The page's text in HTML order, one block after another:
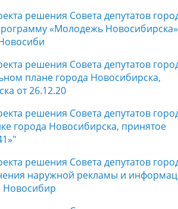
решения Совета депутатов
«Молодежь
решения Совета депутатов
плане города Новосибирска,
от 26.12.20
решения Совета депутатов
города Новосибирска, принятое
решения Совета депутатов
наружной рекламы и
Новосибир